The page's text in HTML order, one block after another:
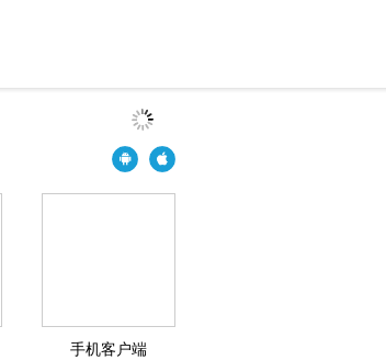
手机客户端